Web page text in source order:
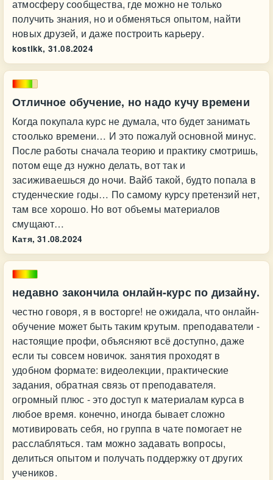
атмосферу сообщества, где можно не только
получить знания, но и обменяться опытом, найти
новых друзей, и даже построить карьеру.
kostikk, 31.08.2024
Отличное обучение, но надо кучу времени
Когда покупала курс не думала, что будет занимать
стоолько времени… И это пожалуй основной минус.
После работы сначала теорию и практику смотришь,
потом еще дз нужно делать, вот так и
засиживаешься до ночи. Вайб такой, будто попала в
студенческие годы… По самому курсу претензий нет,
там все хорошо. Но вот объемы материалов
смущают…
Катя, 31.08.2024
недавно закончила онлайн-курс по дизайну.
честно говоря, я в восторге! не ожидала, что онлайн-
обучение может быть таким крутым. преподаватели -
настоящие профи, объясняют всё доступно, даже
если ты совсем новичок. занятия проходят в
удобном формате: видеолекции, практические
задания, обратная связь от преподавателя.
огромный плюс - это доступ к материалам курса в
любое время. конечно, иногда бывает сложно
мотивировать себя, но группа в чате помогает не
расслабляться. там можно задавать вопросы,
делиться опытом и получать поддержку от других
учеников.